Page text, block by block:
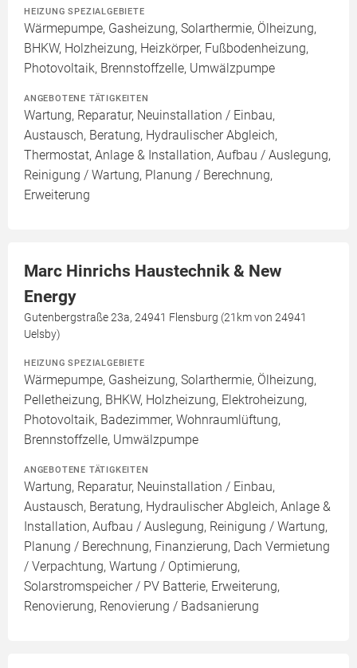
HEIZUNG SPEZIALGEBIETE
Wärmepumpe, Gasheizung, Solarthermie, Ölheizung,
BHKW, Holzheizung, Heizkörper, Fußbodenheizung,
Photovoltaik, Brennstoffzelle, Umwälzpumpe
ANGEBOTENE TÄTIGKEITEN
Wartung, Reparatur, Neuinstallation / Einbau,
Austausch, Beratung, Hydraulischer Abgleich,
Thermostat, Anlage & Installation, Aufbau / Auslegung,
Reinigung / Wartung, Planung / Berechnung,
Erweiterung
Marc Hinrichs Haustechnik & New
Energy
Gutenbergstraße 23a, 24941 Flensburg (21km von 24941
Uelsby)
HEIZUNG SPEZIALGEBIETE
Wärmepumpe, Gasheizung, Solarthermie, Ölheizung,
Pelletheizung, BHKW, Holzheizung, Elektroheizung,
Photovoltaik, Badezimmer, Wohnraumlüftung,
Brennstoffzelle, Umwälzpumpe
ANGEBOTENE TÄTIGKEITEN
Wartung, Reparatur, Neuinstallation / Einbau,
Austausch, Beratung, Hydraulischer Abgleich, Anlage &
Installation, Aufbau / Auslegung, Reinigung / Wartung,
Planung / Berechnung, Finanzierung, Dach Vermietung
/ Verpachtung, Wartung / Optimierung,
Solarstromspeicher / PV Batterie, Erweiterung,
Renovierung, Renovierung / Badsanierung